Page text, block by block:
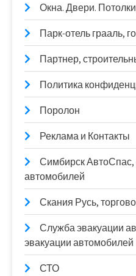
Окна. Двери.
Парк-отель грааль,
Партнер,
Политика
Поролон
Реклама и Контакты
Симбирск АвтоСпас,
автомобилей
Скания Русь,
Служба эвакуации
эвакуации автомобилей
СТО